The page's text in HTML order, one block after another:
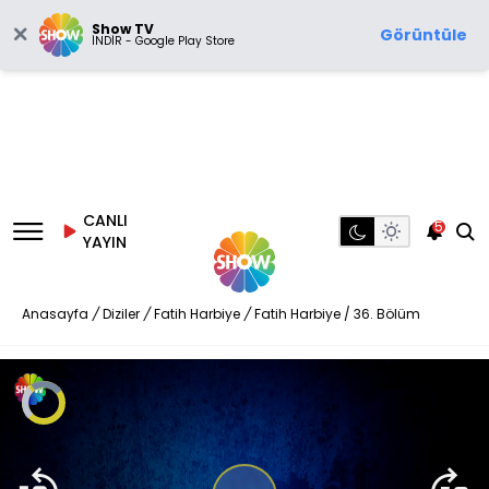
Show TV
İNDİR - Google Play Store Görüntüle
CANLI
YAYIN
5
Anasayfa / Diziler / Fatih Harbiye / Fatih Harbiye / 36. Bölüm